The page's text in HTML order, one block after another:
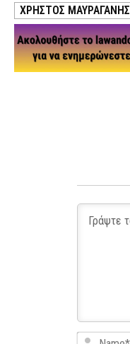
ΧΡΉΣΤΟΣ ΜΑΥΡΑΓΆΝΗΣ